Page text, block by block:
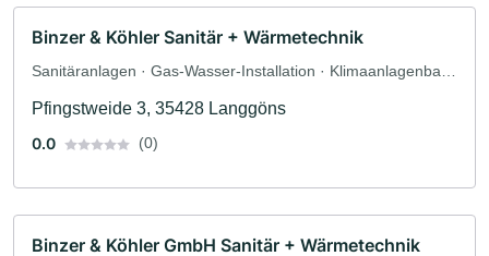
Binzer & Köhler Sanitär + Wärmetechnik
Sanitäranlagen · Gas-Wasser-Installation · Klimaanlagenbau
Pfingstweide 3, 35428 Langgöns
0.0
(0)
Binzer & Köhler GmbH Sanitär + Wärmetechnik